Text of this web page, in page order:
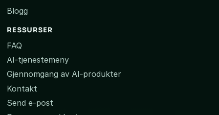
Blogg
RESSURSER
FAQ
AI-tjenestemeny
Gjennomgang av AI-produkter
Kontakt
Send e-post